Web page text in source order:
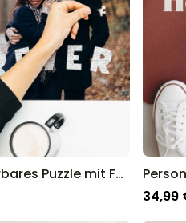
Personalisierbares Puzzle mit Foto und geschwungenem Text
34,99